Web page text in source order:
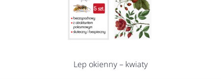
Lep okienny – kwiaty